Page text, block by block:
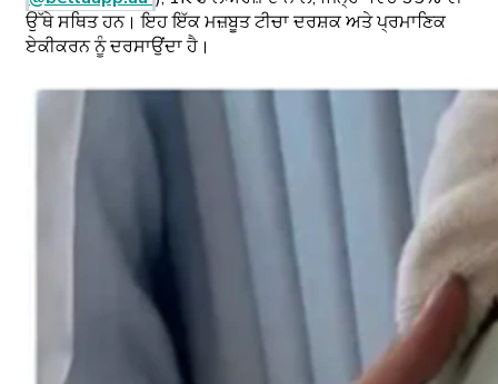
ਉੱਥੇ ਸਥਿਤ ਹਨ। ਇਹ ਇੱਕ ਮਜ਼ਬੂਤ ​​ਟੀਚਾ ਦਰਸ਼ਕ ਅਤੇ ਪ੍ਰਮਾਣਿਕ ​​
ਏਕੀਕਰਨ ਨੂੰ ਦਰਸਾਉਂਦਾ ਹੈ।